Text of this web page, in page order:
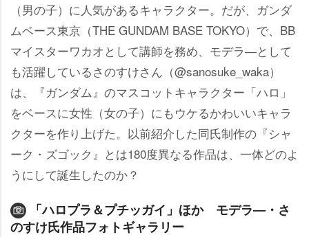
（男の子）に人気があるキャラクター。だが、ガンダ
ムベース東京（THE GUNDAM BASE TOKYO）で、BB
マイスターワカオとして講師を務め、モデラ―として
も活躍しているさのすけさん（@sanosuke_waka）
は、『ガンダム』のマスコットキャラクター「ハロ」
をベースに女性（女の子）にもウケるかわいいキャラ
クターを作り上げた。以前紹介した同氏制作の『シャ
ーク・ズゴック』とは180度異なる作品は、一体どのよ
うにして誕生したのか？
「ハロプラ＆プチッガイ」ほか モデラ―・さ
のすけ氏作品フォトギャラリー